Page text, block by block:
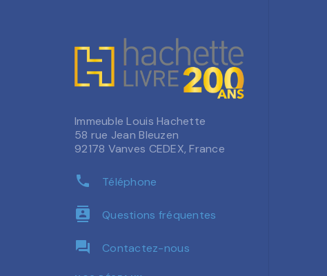
Immeuble Louis Hachette
58 rue Jean Bleuzen
92178 Vanves CEDEX, France
phone Téléphone
contacts Questions fréquentes
question_answer Contactez-nous